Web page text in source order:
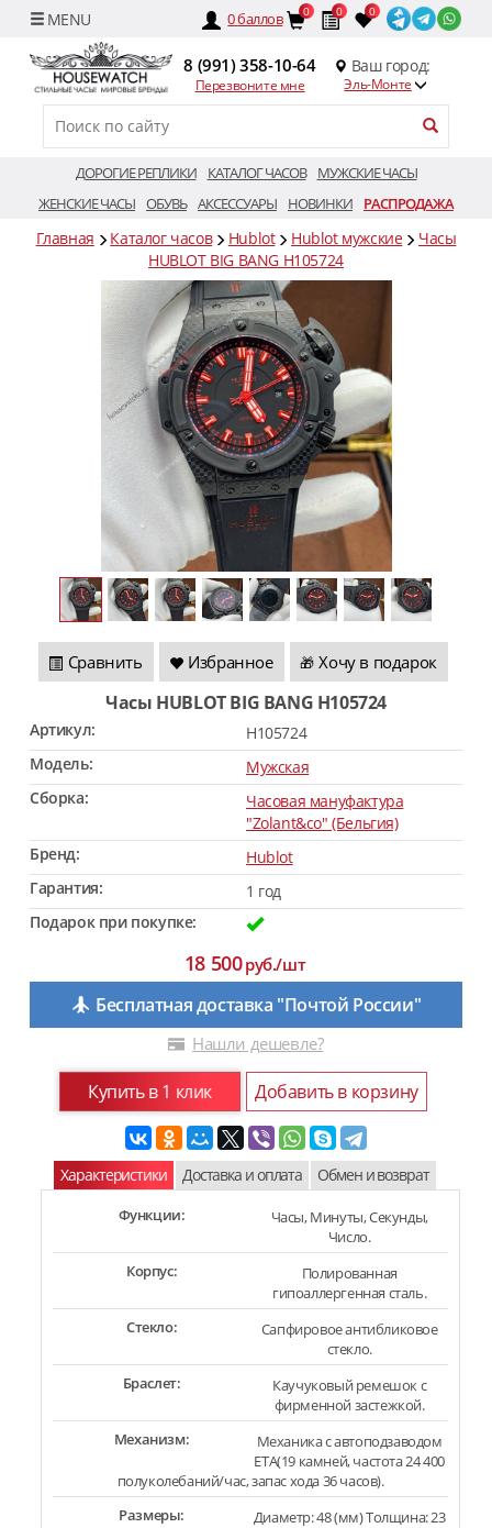
0баллов 0 0 0
8 (991) 358-10-64
Перезвоните мне
Ваш город:
Эль-Монте
ДОРОГИЕ РЕПЛИКИ КАТАЛОГ ЧАСОВ
МУЖСКИЕ ЧАСЫ
ЖЕНСКИЕ ЧАСЫ ОБУВЬ АКСЕССУАРЫ НОВИНКИ РАСПРОДАЖА
Главная Каталог часов Hublot Hublot мужские
Часы
HUBLOT BIG BANG H105724
Сравнить Избранное 🎁 Хочу в подарок
Часы HUBLOT BIG BANG H105724
Артикул:
H105724
Модель:
Мужская
Сборка:
Часовая мануфактура
"Zolant&co" (Бельгия)
Бренд:
Hublot
Гарантия:
1 год
Подарок при покупке:
18 500руб./шт
Бесплатная доставка "Почтой России"
Нашли дешевле?
Купить в 1 клик Добавить в корзину
Характеристики Доставка и оплата Обмен и возврат
Функции:
Часы, Минуты, Секунды,
Число.
Корпус:
Полированная
гипоаллергенная сталь.
Стекло:
Сапфировое антибликовое
стекло.
Браслет:
Каучуковый ремешок с
фирменной застежкой.
Механизм:
Механика с автоподзаводом
ETA(19 камней, частота 24 400
полуколебаний/час, запас хода 36 часов).
Размеры:
Диаметр: 48 (мм) Толщина: 23